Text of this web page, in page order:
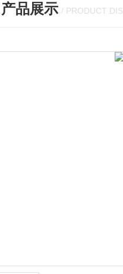
产品展示 / PRODUCT